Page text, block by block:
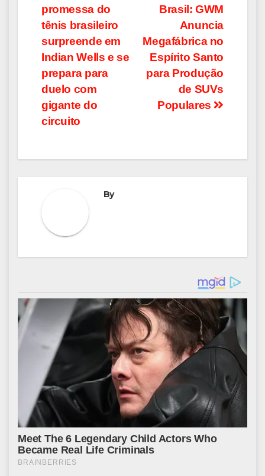
de
Post
Brasil: GWM
Anuncia
Megafábrica no
Espírito Santo
para Produção
de SUVs
Populares
promessa do
tênis brasileiro
surpreende em
Indian Wells e se
prepara para
duelo com
gigante do
circuito
By